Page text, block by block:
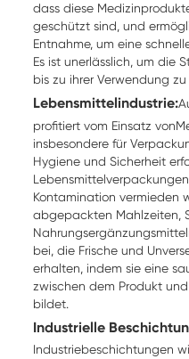
dass diese
geschützt sind, und
Entnahme, um eine
Es ist unerlässlich, um die
bis zu ihrer Verwendung
Lebensmittelindustrie:
profitiert vom Einsatz von
insbesondere für
Hygiene und Sicherheit
Kontamination vermieden
abgepackten Mahlzeiten,
bei, die Frische und
erhalten, indem sie eine
zwischen dem Produkt
bildet.
Industrielle
Industriebeschichtungen